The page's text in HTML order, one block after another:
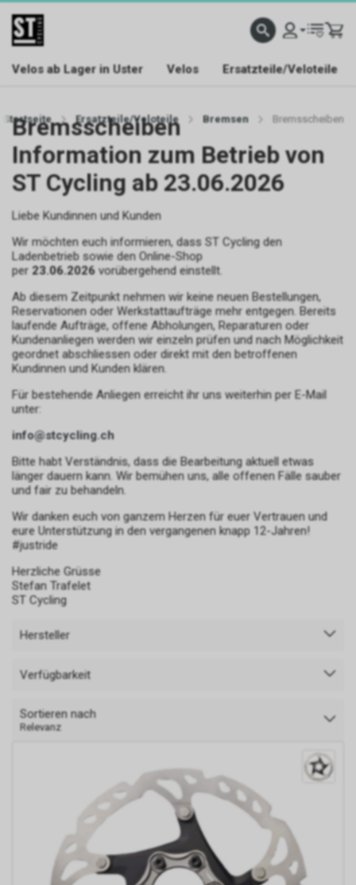
Velos ab Lager in Uster Velos Ersatzteile/Veloteile
Startseite Ersatzteile/Veloteile Bremsen Bremsscheiben
Bremsscheiben
Information zum Betrieb von
ST Cycling ab 23.06.2026
Liebe Kundinnen und Kunden
Wir möchten euch informieren, dass ST Cycling den
Ladenbetrieb sowie den Online-Shop
per 23.06.2026 vorübergehend einstellt.
Ab diesem Zeitpunkt nehmen wir keine neuen Bestellungen,
Reservationen oder Werkstattaufträge mehr entgegen. Bereits
laufende Aufträge, offene Abholungen, Reparaturen oder
Kundenanliegen werden wir einzeln prüfen und nach Möglichkeit
geordnet abschliessen oder direkt mit den betroffenen
Kundinnen und Kunden klären.
Für bestehende Anliegen erreicht ihr uns weiterhin per E-Mail
unter:
info@stcycling.ch
Bitte habt Verständnis, dass die Bearbeitung aktuell etwas
länger dauern kann. Wir bemühen uns, alle offenen Fälle sauber
und fair zu behandeln.
Wir danken euch von ganzem Herzen für euer Vertrauen und
eure Unterstützung in den vergangenen knapp 12-Jahren!
#justride
Herzliche Grüsse
Stefan Trafelet
ST Cycling
Hersteller
Verfügbarkeit
Sortieren nach
Relevanz